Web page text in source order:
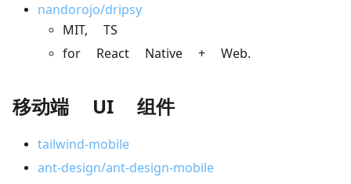
nandorojo/dripsy
MIT, TS
for React Native + Web.
移动端 UI 组件
tailwind-mobile
ant-design/ant-design-mobile